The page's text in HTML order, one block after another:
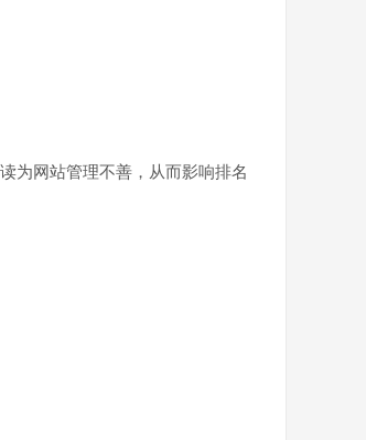
为网站管理不善，从而影响排名